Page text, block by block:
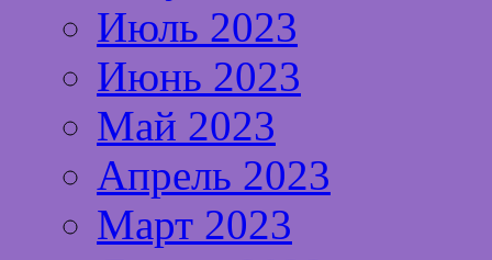
Июль 2023
Июнь 2023
Май 2023
Апрель 2023
Март 2023